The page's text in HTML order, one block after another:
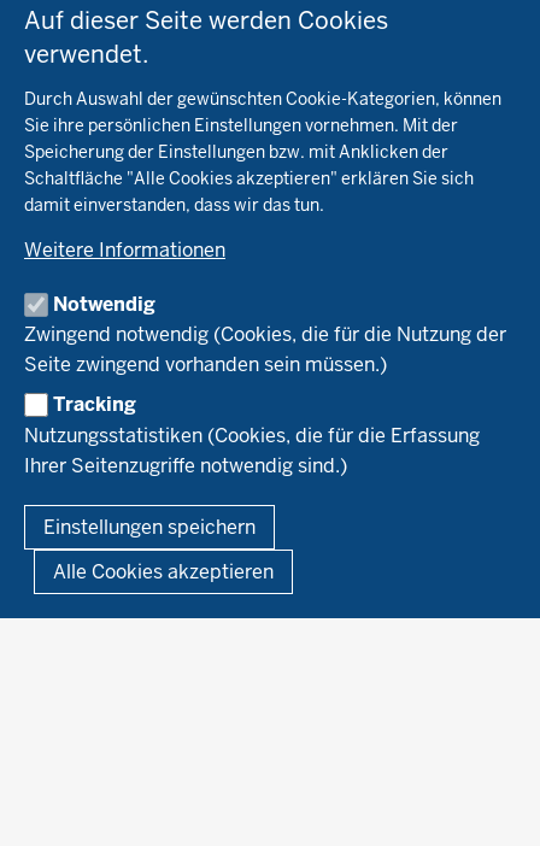
Auf dieser Seite werden Cookies
verwendet.
Durch Auswahl der gewünschten Cookie-Kategorien, können
Sie ihre persönlichen Einstellungen vornehmen. Mit der
Speicherung der Einstellungen bzw. mit Anklicken der
Schaltfläche "Alle Cookies akzeptieren" erklären Sie sich
damit einverstanden, dass wir das tun.
Weitere Informationen
Notwendig
Zwingend notwendig (Cookies, die für die Nutzung der
Seite zwingend vorhanden sein müssen.)
Tracking
Nutzungsstatistiken (Cookies, die für die Erfassung
Ihrer Seitenzugriffe notwendig sind.)
Einstellungen speichern
Alle Cookies akzeptieren
in
der
Fachinfo
Öko-Modellregionen NRW
Pflanzenbau
Tierhaltung
Markt
Umstellung
Recht
Beratung
Bioland
Naturland
Versuche
Leitbetriebe Ökologischer Landbau
Versuchsbetriebe
WRRL-Modellbetriebe
Kontakte Versuchswesen
Aktuelles
Arbeitsschwerpunkte
Material & Kontakt
Ökoschule in Kleve
Ausbildungsbetriebe
Berufsausbildung
Forschung
Projekte Ökoteam
Forschungsergebnisse
Service
Kontakt
Newsletter
Demonstrationsbetriebe Ökologischer Landbau
Links
Fußzeile
Impressum Datenschutzerklärung